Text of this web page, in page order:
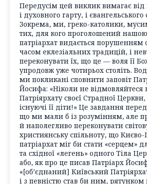
Передусім цей виклик вимагає від
і духовного гарту, і
Зокрема, ми, греко-католики,
тих, для кого проголошений
патріархат видається порушенням
часом еклезіальних традицій, і
переконувати їх, що це — воля її
упродовж уже чотирьох століть.
ми покликані сповнити заповіт
Йосифа: «Ніколи не відмовляйтеся
Патріярхату своєї Страдної
існуючі її діти!» Це завдання
що ми мали б із розумінням, але
й наполегливо переконувати
християнську спільноту, що
патріархат міг би стати «серцем»
та східної «легень» одного Тіла
або, як про це писав Патріарх
«[об’єднаний] Київський
і з певністю став би ним, рятунком